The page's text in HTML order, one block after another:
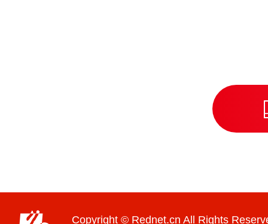
Copyright © Rednet.cn All Rights